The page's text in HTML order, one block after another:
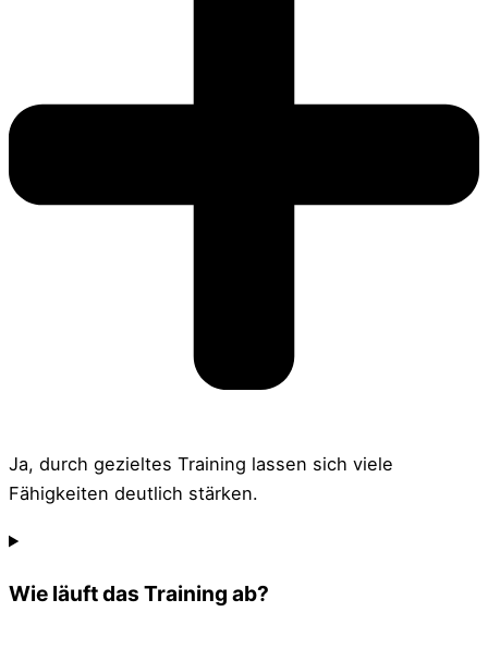
Ja, durch gezieltes Training lassen sich viele
Fähigkeiten deutlich stärken.
Wie läuft das Training ab?